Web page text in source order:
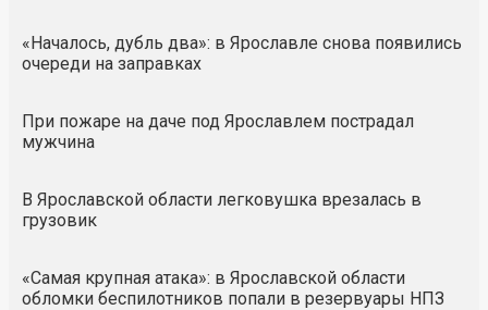
«Началось, дубль два»: в Ярославле снова появились
очереди на заправках
При пожаре на даче под Ярославлем пострадал
мужчина
В Ярославской области легковушка врезалась в
грузовик
«Самая крупная атака»: в Ярославской области
обломки беспилотников попали в резервуары НПЗ